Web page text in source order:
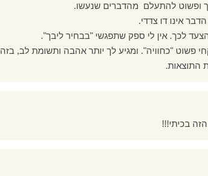
ופשוט להתעלם מהדברים שנעשו.
אינו דו צדדי.
לכך. אין לי ספק שתפגשי "בבחיר ליבך".
פשוט "כחוויה". ומגיע לך יותר אהבה ותשומת לב,
התוצאות.
בכיתי!!!